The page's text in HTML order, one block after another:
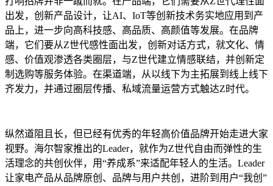
出发，创新产品设计，让AI、IoT等创新技术务实地应用到产
品上，进一步向高科技感、高品质、高颜值等发展。在品牌
端，它们要从Z世代感性面出发，创新对话方式，就文化、情
感、价值观渗透各类圈层，与Z世代建立情感联结，并创新定
制选购等服务体验。在渠道端，从以线下为主拓展到线上线下
齐发力，并通过圈层传播、私域流量运营方式触达Z时代。
纵然道阻且长，但已经有优秀的年轻高价值品牌开始走进大家
视野。海尔智家推出的Leader，就作为Z世代自由而弹性的生
活理念的共创伙伴，用“养成系”来适配年轻人的生活。Leader
让家电产品从品牌原创、品牌与用户共创，进阶到用户“我创”